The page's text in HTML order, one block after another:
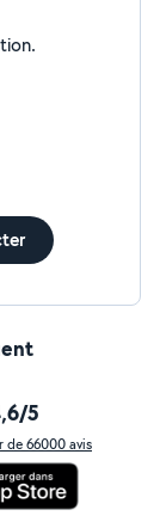
présentation.
5
de 66000 avis